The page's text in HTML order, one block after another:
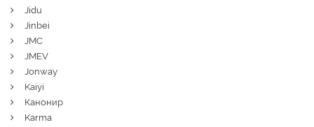
Jidu
Jinbei
JMC
JMEV
Jonway
Kaiyi
Канонир
Karma